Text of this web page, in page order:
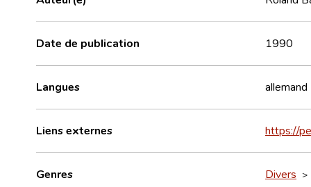
Date de publication 1990
Langues allemand
Liens externes https://
Genres Divers >